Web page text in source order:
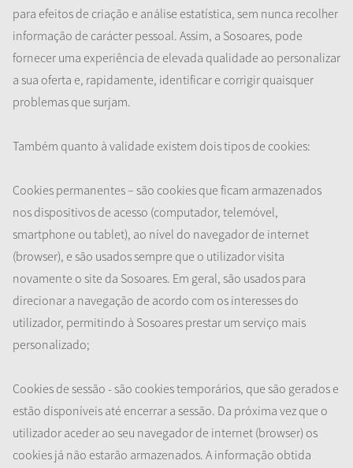
para efeitos de criação e análise estatística, sem nunca recolher
informação de carácter pessoal. Assim, a Sosoares, pode
fornecer uma experiência de elevada qualidade ao personalizar
a sua oferta e, rapidamente, identificar e corrigir quaisquer
problemas que surjam.
Também quanto à validade existem dois tipos de cookies:
Cookies permanentes – são cookies que ficam armazenados
nos dispositivos de acesso (computador, telemóvel,
smartphone ou tablet), ao nível do navegador de internet
(browser), e são usados sempre que o utilizador visita
novamente o site da Sosoares. Em geral, são usados para
direcionar a navegação de acordo com os interesses do
utilizador, permitindo à Sosoares prestar um serviço mais
personalizado;
Cookies de sessão - são cookies temporários, que são gerados e
estão disponíveis até encerrar a sessão. Da próxima vez que o
utilizador aceder ao seu navegador de internet (browser) os
cookies já não estarão armazenados. A informação obtida